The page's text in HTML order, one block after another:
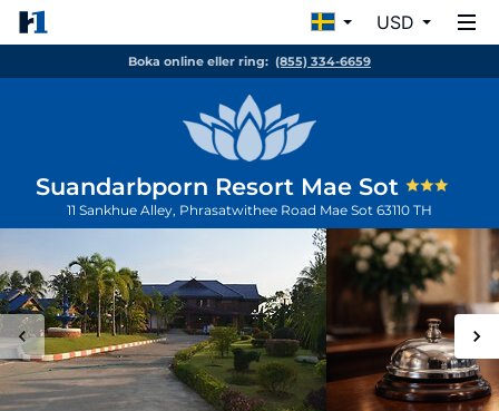
USD
Boka online eller ring: (855) 334-6659
Suandarbporn Resort Mae Sot
11 Sankhue Alley, Phrasatwithee Road Mae Sot 63110 TH